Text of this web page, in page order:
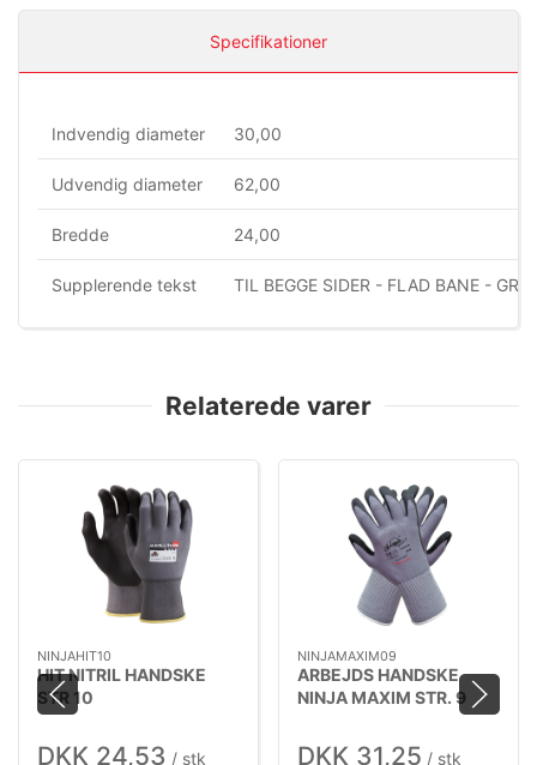
Specifikationer
Indvendig diameter 30,00
Udvendig diameter 62,00
Bredde 24,00
Supplerende tekst TIL BEGGE SIDER - FLAD BANE -
Relaterede varer
NINJAHIT10
HIT NITRIL HANDSKE
STR 10
DKK 24,53 / stk
NINJAMAXIM09
ARBEJDS HANDSKE
NINJA MAXIM STR. 9
DKK 31,25 / stk